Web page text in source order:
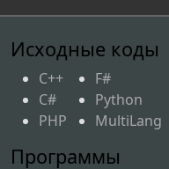
Исходные коды
C++
C#
PHP
F#
Python
MultiLang
Программы